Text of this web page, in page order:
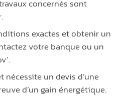
concernés sont
exactes et obtenir un
votre banque ou un
nécessite un devis d’une
d’un gain énergétique.